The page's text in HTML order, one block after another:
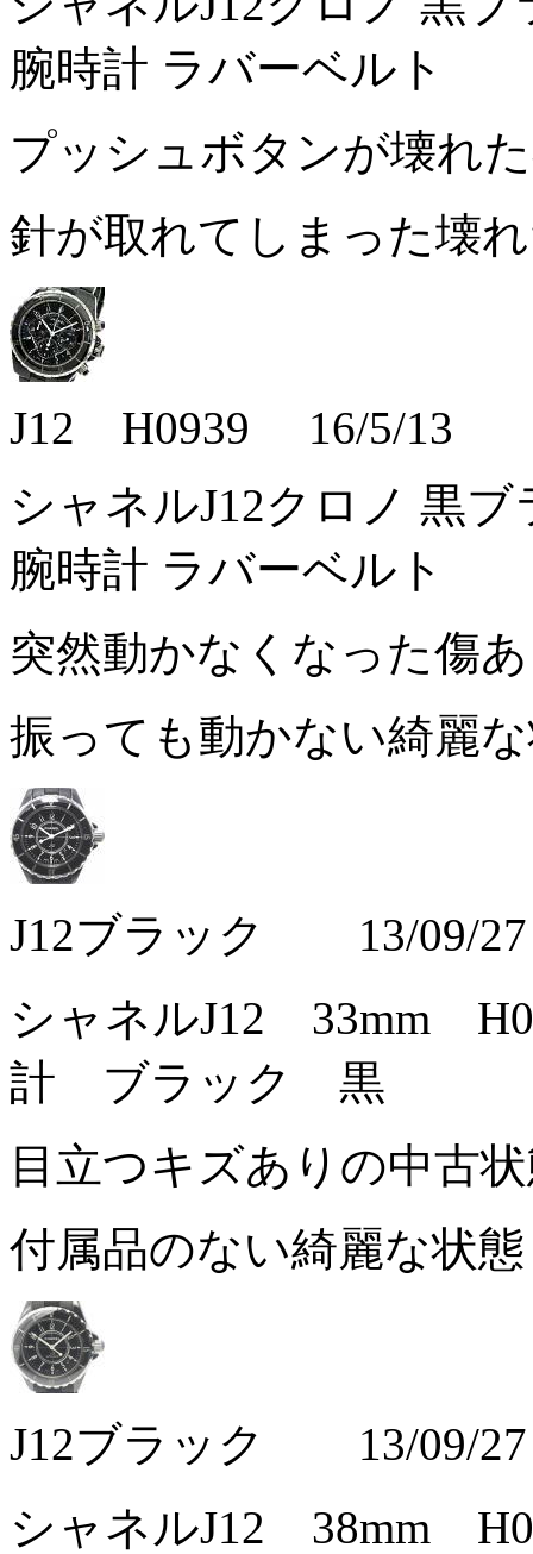
腕時計 ラバーベルト
プッシュボタンが壊れ
針が取れてしまった壊
J12 H0939 16/5/13
シャネルJ12クロノ 黒
腕時計 ラバーベルト
突然動かなくなった傷
振っても動かない綺麗
J12ブラック 13/09/27
シャネルJ12 33mm
計 ブラック 黒
目立つキズありの中古
付属品のない綺麗な状
J12ブラック 13/09/27
シャネルJ12 38mm